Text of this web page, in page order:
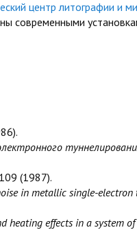
центр литографии и
современными
(1987).
in metallic single-electron
heating effects in a system